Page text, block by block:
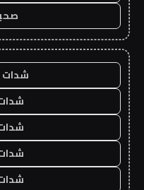
شدات